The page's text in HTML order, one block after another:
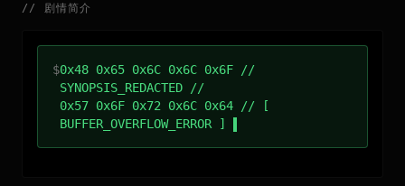
// 剧情简介
$0x48 0x65 0x6C 0x6C 0x6F //
SYNOPSIS_REDACTED //
0x57 0x6F 0x72 0x6C 0x64 // [
BUFFER_OVERFLOW_ERROR ]